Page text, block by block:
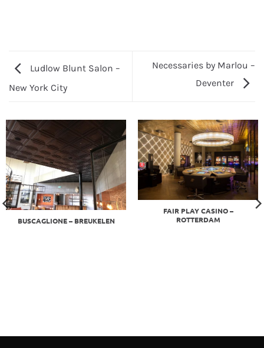
Ludlow Blunt Salon –
New York City
Necessaries by Marlou –
Deventer
BUSCAGLIONE – BREUKELEN
FAIR PLAY CASINO –
ROTTERDAM